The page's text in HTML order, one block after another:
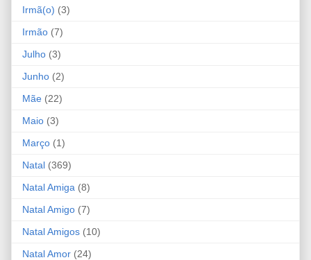
Irmã(o) (3)
Irmão (7)
Julho (3)
Junho (2)
Mãe (22)
Maio (3)
Março (1)
Natal (369)
Natal Amiga (8)
Natal Amigo (7)
Natal Amigos (10)
Natal Amor (24)